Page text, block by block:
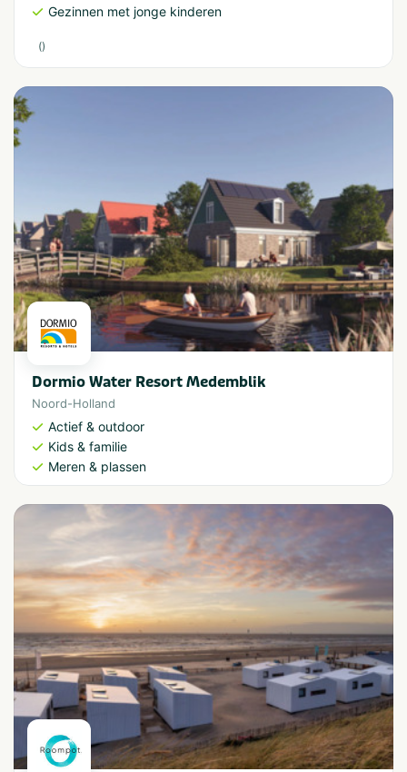
Gezinnen met jonge kinderen
()
Dormio Water Resort Medemblik
Noord-Holland
Actief & outdoor
Kids & familie
Meren & plassen